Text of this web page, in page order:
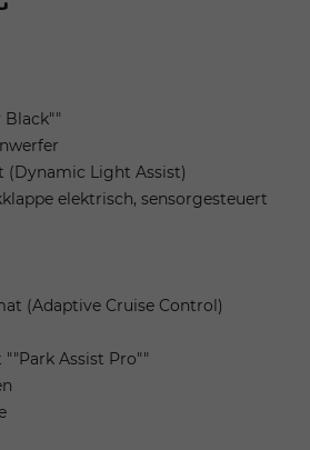
Black""
(Dynamic Light Assist)
elektrisch, sensorgesteuert
(Adaptive Cruise Control)
Assist Pro""